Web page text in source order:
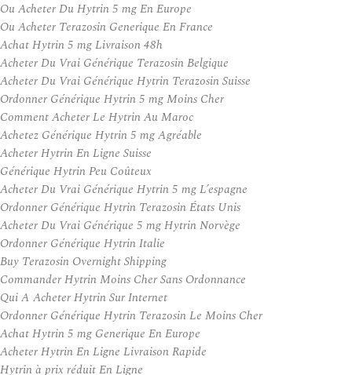
Ou Acheter Du Hytrin 5 mg En Europe
Ou Acheter Terazosin Generique En France
Achat Hytrin 5 mg Livraison 48h
Acheter Du Vrai Générique Terazosin Belgique
Acheter Du Vrai Générique Hytrin Terazosin Suisse
Ordonner Générique Hytrin 5 mg Moins Cher
Comment Acheter Le Hytrin Au Maroc
Achetez Générique Hytrin 5 mg Agréable
Acheter Hytrin En Ligne Suisse
Générique Hytrin Peu Coûteux
Acheter Du Vrai Générique Hytrin 5 mg L’espagne
Ordonner Générique Hytrin Terazosin États Unis
Acheter Du Vrai Générique 5 mg Hytrin Norvège
Ordonner Générique Hytrin Italie
Buy Terazosin Overnight Shipping
Commander Hytrin Moins Cher Sans Ordonnance
Qui A Acheter Hytrin Sur Internet
Ordonner Générique Hytrin Terazosin Le Moins Cher
Achat Hytrin 5 mg Generique En Europe
Acheter Hytrin En Ligne Livraison Rapide
Hytrin à prix réduit En Ligne